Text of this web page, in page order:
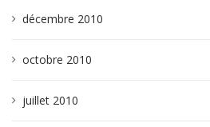
décembre 2010
octobre 2010
juillet 2010